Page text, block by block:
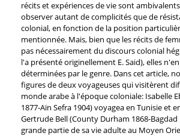
récits et expériences de vie sont
observer autant de complicités que de
colonial, en fonction de la position
mentionnée. Mais, bien que les récits de
pas nécessairement du discours colonial
l'a présenté originellement E. Said), elles
déterminées par le genre. Dans cet article,
figures de deux voyageuses qui visitèrent
monde arabe à l'époque coloniale: Isabelle
1877-Aïn Sefra 1904) voyagea en Tunisie et
Gertrude Bell (County Durham 1868-Bagdad
grande partie de sa vie adulte au Moyen